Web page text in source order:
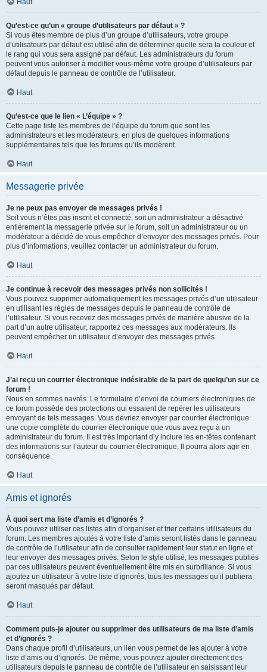
Haut
Qu’est-ce qu’un « groupe d’utilisateurs par défaut » ?
Si vous êtes membre de plus d’un groupe d’utilisateurs, votre groupe
d’utilisateurs par défaut est utilisé afin de déterminer quelle sera la couleur et
le rang qui vous sera assigné par défaut. Les administrateurs du forum
peuvent vous autoriser à modifier vous-même votre groupe d’utilisateurs par
défaut depuis le panneau de contrôle de l’utilisateur.
Haut
Qu’est-ce que le lien « L’équipe » ?
Cette page liste les membres de l’équipe du forum que sont les
administrateurs et les modérateurs, en plus de quelques informations
supplémentaires tels que les forums qu’ils modèrent.
Haut
Messagerie privée
Je ne peux pas envoyer de messages privés !
Soit vous n’êtes pas inscrit et connecté, soit un administrateur a désactivé
entièrement la messagerie privée sur le forum, soit un administrateur ou un
modérateur a décidé de vous empêcher d’envoyer des messages privés. Pour
plus d’informations, veuillez contacter un administrateur du forum.
Haut
Je continue à recevoir des messages privés non sollicités !
Vous pouvez supprimer automatiquement les messages privés d’un utilisateur
en utilisant les règles de messages depuis le panneau de contrôle de
l’utilisateur. Si vous recevez des messages privés de manière abusive de la
part d’un autre utilisateur, rapportez ces messages aux modérateurs. Ils
peuvent empêcher un utilisateur d’envoyer des messages privés.
Haut
J’ai reçu un courrier électronique indésirable de la part de quelqu’un sur ce
forum !
Nous en sommes navrés. Le formulaire d’envoi de courriers électroniques de
ce forum possède des protections qui essaient de repérer les utilisateurs
envoyant de tels messages. Vous devriez envoyer par courrier électronique
une copie complète du courrier électronique que vous avez reçu à un
administrateur du forum. Il est très important d’y inclure les en-têtes contenant
des informations sur l’auteur du courrier électronique. Il pourra alors agir en
conséquence.
Haut
Amis et ignorés
À quoi sert ma liste d’amis et d’ignorés ?
Vous pouvez utiliser ces listes afin d’organiser et trier certains utilisateurs du
forum. Les membres ajoutés à votre liste d’amis seront listés dans le panneau
de contrôle de l’utilisateur afin de consulter rapidement leur statut en ligne et
leur envoyer des messages privés. Selon le style utilisé, les messages publiés
par ces utilisateurs peuvent éventuellement être mis en surbrillance. Si vous
ajoutez un utilisateur à votre liste d’ignorés, tous les messages qu’il publiera
seront masqués par défaut.
Haut
Comment puis-je ajouter ou supprimer des utilisateurs de ma liste d’amis
et d’ignorés ?
Dans chaque profil d’utilisateurs, un lien vous permet de les ajouter à votre
liste d’amis ou d’ignorés. De même, vous pouvez ajouter directement des
utilisateurs depuis le panneau de contrôle de l’utilisateur en saisissant leur